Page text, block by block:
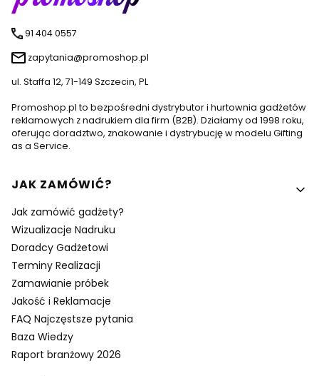
91 404 0557
zapytania@promoshop.pl
ul. Staffa 12, 71-149 Szczecin, PL
Promoshop.pl to bezpośredni dystrybutor i hurtownia gadżetów
reklamowych z nadrukiem dla firm (B2B). Działamy od 1998 roku,
oferując doradztwo, znakowanie i dystrybucję w modelu Gifting
as a Service.
Linki w stopce
JAK ZAMÓWIĆ?
Jak zamówić gadżety?
Wizualizacje Nadruku
Doradcy Gadżetowi
Terminy Realizacji
Zamawianie próbek
Jakość i Reklamacje
FAQ Najczęstsze pytania
Baza Wiedzy
Raport branżowy 2026